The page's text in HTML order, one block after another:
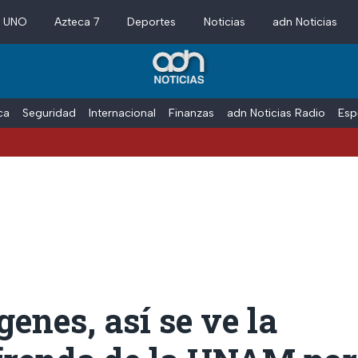
Azteca 7 Deportes Noticias adn Noticias
Seguridad Internacional Finanzas adn Noticias Radio
así se ve la